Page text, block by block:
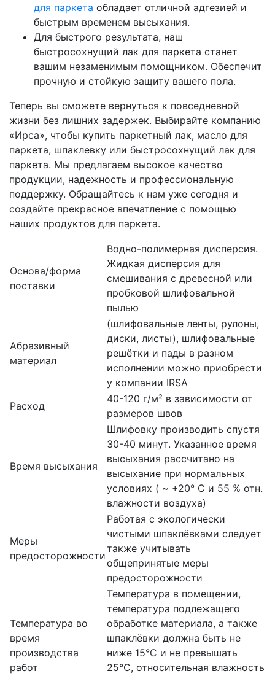
для паркета обладает отличной адгезией и
быстрым временем высыхания.
Для быстрого результата, наш
быстросохнущий лак для паркета станет
вашим незаменимым помощником. Обеспечит
прочную и стойкую защиту вашего пола.
Теперь вы сможете вернуться к повседневной
жизни без лишних задержек. Выбирайте компанию
«Ирса», чтобы купить паркетный лак, масло для
паркета, шпаклевку или быстросохнущий лак для
паркета. Мы предлагаем высокое качество
продукции, надежность и профессиональную
поддержку. Обращайтесь к нам уже сегодня и
создайте прекрасное впечатление с помощью
наших продуктов для паркета.
Основа/форма
поставки
Водно-полимерная дисперсия.
Жидкая дисперсия для
смешивания с древесной или
пробковой шлифовальной
пылью
Абразивный
материал
(шлифовальные ленты, рулоны,
диски, листы), шлифовальные
решётки и пады в разном
исполнении можно приобрести
у компании IRSA
Расход
40-120 г/м² в зависимости от
размеров швов
Время высыхания
Шлифовку производить спустя
30-40 минут. Указанное время
высыхания рассчитано на
высыхание при нормальных
условиях ( ~ +20° С и 55 % отн.
влажности воздуха)
Меры
предосторожности
Работая с экологически
чистыми шпаклëвками следует
также учитывать
общепринятые меры
предосторожности
Температура во
время
производства
работ
Температура в помещении,
температура подлежащего
обработке материала, а также
шпаклёвки должна быть не
ниже 15°С и не превышать
25°C, относительная влажность